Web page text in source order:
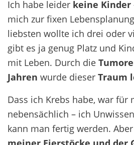
Ich habe leider keine Kinder
mich zur fixen
liebsten wollte ich drei oder
gibt es ja genug Platz und
mit Leben. Durch die
Jahren wurde dieser Traum
Dass ich Krebs habe, war für
nebensächlich – ich
kann man fertig werden.
meiner Eierstöcke und der